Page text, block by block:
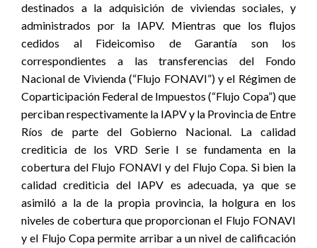
destinados a la adquisición de viviendas sociales, y
administrados por la IAPV. Mientras que los flujos
cedidos al Fideicomiso de Garantía son los
correspondientes a las transferencias del Fondo
Nacional de Vivienda (“Flujo FONAVI”) y el Régimen de
Coparticipación Federal de Impuestos (“Flujo Copa”) que
perciban respectivamente la IAPV y la Provincia de Entre
Ríos de parte del Gobierno Nacional. La calidad
crediticia de los VRD Serie I se fundamenta en la
cobertura del Flujo FONAVI y del Flujo Copa. Si bien la
calidad crediticia del IAPV es adecuada, ya que se
asimiló a la de la propia provincia, la holgura en los
niveles de cobertura que proporcionan el Flujo FONAVI
y el Flujo Copa permite arribar a un nivel de calificación